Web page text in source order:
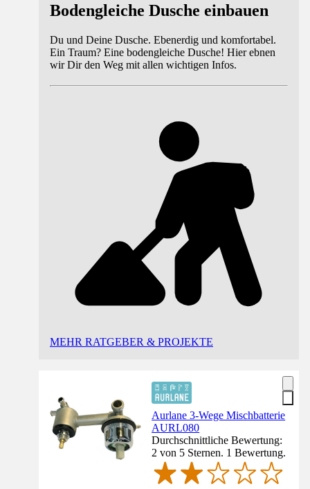
Bodengleiche Dusche einbauen
Du und Deine Dusche. Ebenerdig und komfortabel.
Ein Traum? Eine bodengleiche Dusche! Hier ebnen
wir Dir den Weg mit allen wichtigen Infos.
MEHR RATGEBER & PROJEKTE
Aurlane 3-Wege Mischbatterie
AURL080
Durchschnittliche Bewertung:
2 von 5 Sternen. 1 Bewertung.